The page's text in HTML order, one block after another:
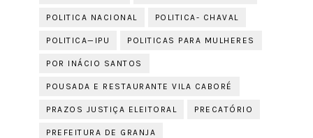
POLITICA NACIONAL POLITICA- CHAVAL
POLITICA—IPU POLITICAS PARA MULHERES
POR INÁCIO SANTOS
POUSADA E RESTAURANTE VILA CABORÉ
PRAZOS JUSTIÇA ELEITORAL PRECATÓRIO
PREFEITURA DE GRANJA